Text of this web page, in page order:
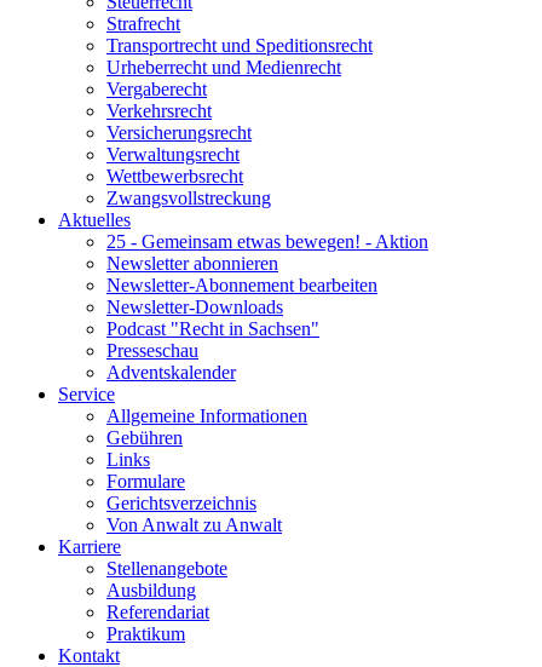
Strafrecht
Transportrecht und Speditionsrecht
Urheberrecht und Medienrecht
Vergaberecht
Verkehrsrecht
Versicherungsrecht
Verwaltungsrecht
Wettbewerbsrecht
Zwangsvollstreckung
Aktuelles
25 - Gemeinsam etwas bewegen! - Aktion
Newsletter abonnieren
Newsletter-Abonnement bearbeiten
Newsletter-Downloads
Podcast "Recht in Sachsen"
Presseschau
Adventskalender
Service
Allgemeine Informationen
Gebühren
Links
Formulare
Gerichtsverzeichnis
Von Anwalt zu Anwalt
Karriere
Stellenangebote
Ausbildung
Referendariat
Praktikum
Kontakt